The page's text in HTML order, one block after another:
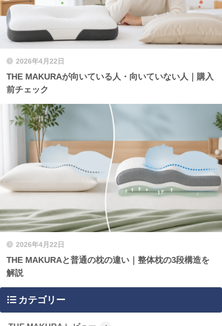
2026年4月22日
THE MAKURAが向いている人・向いていない人｜購入
前チェック
2026年4月22日
THE MAKURAと普通の枕の違い｜整体枕の3段構造を
解説
カテゴリー